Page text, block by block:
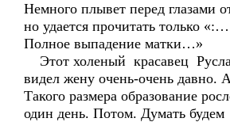
Немного плывет перед глазами
но удается прочитать только
Полное выпадение матки…»
Этот холеный красавец
видел жену очень-очень давно.
Такого размера образование
один день. Потом. Думать